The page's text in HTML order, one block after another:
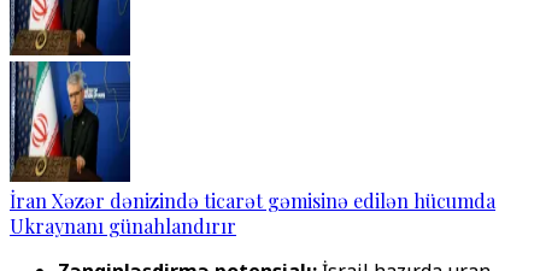
İran Xəzər dənizində ticarət gəmisinə edilən hücumda
Ukraynanı günahlandırır